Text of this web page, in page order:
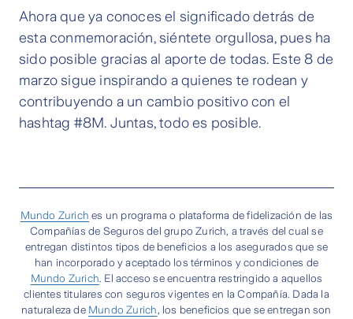
Ahora que ya conoces el significado detrás de
esta conmemoración, siéntete orgullosa, pues ha
sido posible gracias al aporte de todas. Este 8 de
marzo sigue inspirando a quienes te rodean y
contribuyendo a un cambio positivo con el
hashtag #8M. Juntas, todo es posible.
Mundo Zurich es un programa o plataforma de fidelización de las
Compañías de Seguros del grupo Zurich, a través del cual se
entregan distintos tipos de beneficios a los asegurados que se
han incorporado y aceptado los términos y condiciones de
Mundo Zurich. El acceso se encuentra restringido a aquellos
clientes titulares con seguros vigentes en la Compañía. Dada la
naturaleza de Mundo Zurich, los beneficios que se entregan son